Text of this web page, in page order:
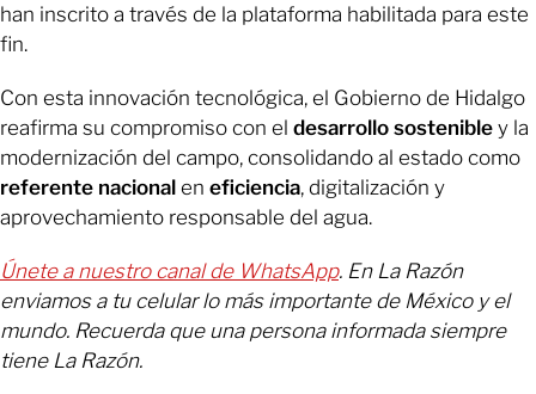
han inscrito a través de la plataforma habilitada para este
fin.
Con esta innovación tecnológica, el Gobierno de Hidalgo
reafirma su compromiso con el desarrollo sostenible y la
modernización del campo, consolidando al estado como
referente nacional en eficiencia, digitalización y
aprovechamiento responsable del agua.
Únete a nuestro canal de WhatsApp. En La Razón
enviamos a tu celular lo más importante de México y el
mundo. Recuerda que una persona informada siempre
tiene La Razón.